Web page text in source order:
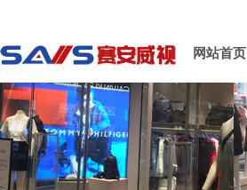
网站首页